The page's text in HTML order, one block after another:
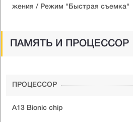
жения / Режим "Быстрая съемка"
ПАМЯТЬ И ПРОЦЕССОР
ПРОЦЕССОР
A13 Bionic chip